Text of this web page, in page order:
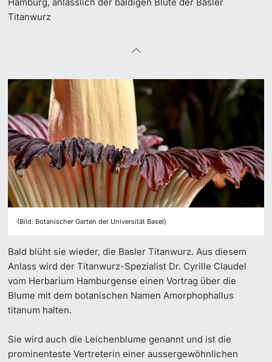
Titanwurz
(Bild: Botanischer Garten der Universität Basel)
Bald blüht sie wieder, die Basler Titanwurz. Aus diesem
Anlass wird der Titanwurz-Spezialist Dr. Cyrille Claudel
vom Herbarium Hamburgense einen Vortrag über die
Blume mit dem botanischen Namen Amorphophallus
titanum halten.
Sie wird auch die Leichenblume genannt und ist die
prominenteste Vertreterin einer aussergewöhnlichen